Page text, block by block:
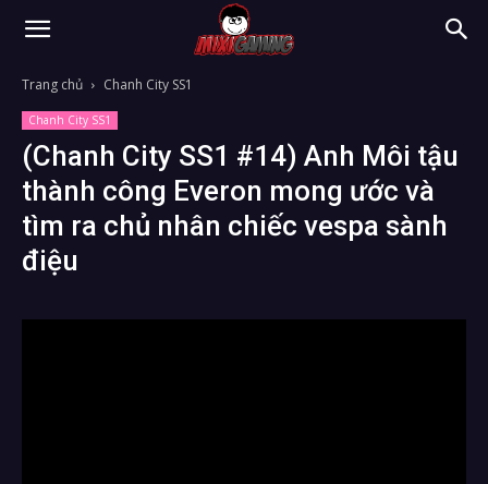
Trang chủ Chanh City SS1
Chanh City SS1
(Chanh City SS1 #14) Anh Môi tậu
thành công Everon mong ước và
tìm ra chủ nhân chiếc vespa sành
điệu